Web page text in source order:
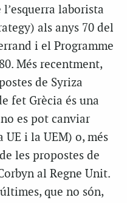
laborista
als anys 70 del
i el Programme
Més recentment,
de Syriza
fet Grècia és una
es pot canviar
i la UEM) o, més
les propostes de
al Regne Unit.
que no són,